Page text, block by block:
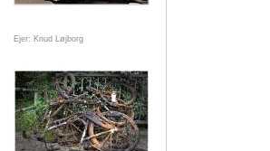
Ejer: Knud Løjborg